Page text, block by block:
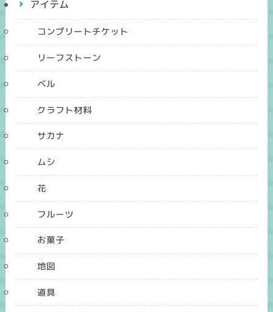
アイテム
コンプリートチケット
リーフストーン
ベル
クラフト材料
サカナ
ムシ
花
フルーツ
お菓子
地図
道具